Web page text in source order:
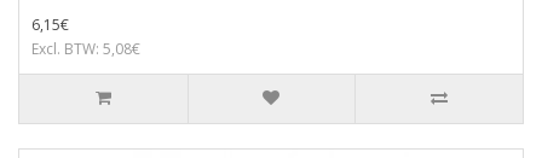
6,15€
Excl. BTW: 5,08€